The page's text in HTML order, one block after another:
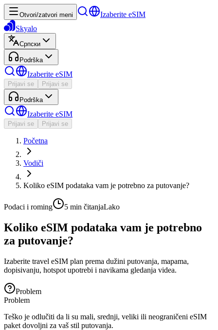
Otvori/zatvori meni
Izaberite eSIM
Skyalo
Српски
Podrška
Izaberite eSIM
Prijavi se Prijavi se
Podrška
Izaberite eSIM
Prijavi se Prijavi se
Početna
Vodiči
Koliko eSIM podataka vam je potrebno za putovanje?
Podaci i roming 5 min čitanjaLako
Koliko eSIM podataka vam je potrebno
za putovanje?
Izaberite travel eSIM plan prema dužini putovanja, mapama,
dopisivanju, hotspot upotrebi i navikama gledanja videa.
Problem
Problem
Teško je odlučiti da li su mali, srednji, veliki ili neograničeni eSIM
paket dovoljni za vaš stil putovanja.